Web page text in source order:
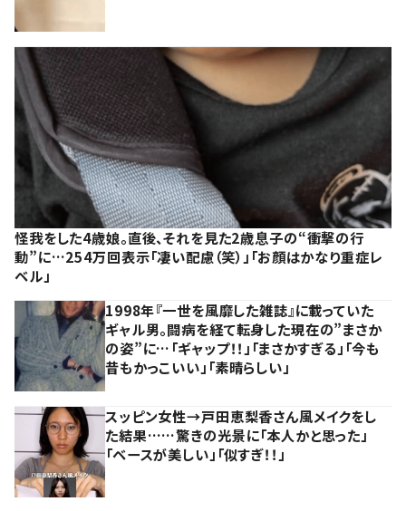
怪我をした4歳娘。直後、それを見た2歳息子の“衝撃の行
動”に…254万回表示「凄い配慮（笑）」「お顔はかなり重症レ
ベル」
1998年『一世を風靡した雑誌』に載っていた
ギャル男。闘病を経て転身した現在の”まさか
の姿”に…「ギャップ！！」「まさかすぎる」「今も
昔もかっこいい」「素晴らしい」
スッピン女性→戸田恵梨香さん風メイクをし
た結果……驚きの光景に「本人かと思った」
「ベースが美しい」「似すぎ！！」